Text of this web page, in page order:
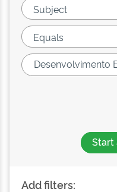
Start
Add filters: